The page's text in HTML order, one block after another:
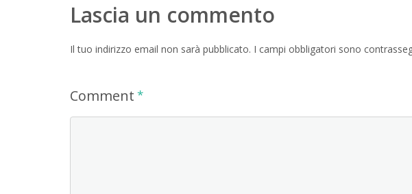
Lascia un commento
Il tuo indirizzo email non sarà pubblicato. I campi obbligatori sono
Comment *